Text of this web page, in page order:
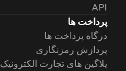
API
پرداخت ها
درگاه پرداخت ها
پردازش رمزنگاری
پلاگین های تجارت الکترونیک